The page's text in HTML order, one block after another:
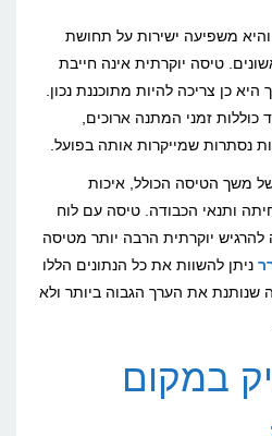
משפיעה ישירות על תחושת
טיסה יוקרתית אינה חייבת
כן צריכה להיות מתוכננת נכון.
כוללות זמני המתנה ארוכים,
נסתרות שמייקרות אותה בפועל.
משך הטיסה הכולל, איכות
ותנאי הכבודה. טיסה עם לוח
להרגיש יוקרתית הרבה יותר מטיסה
ניתן להשוות את כל הנתונים הללו
שנותנת את הערך הגבוה ביותר ולא
במקום